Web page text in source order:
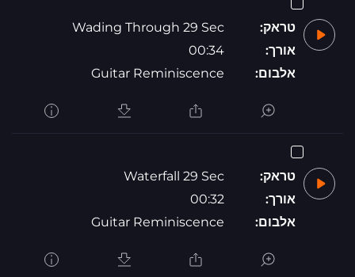
טראק:
Wading Through 29 Sec
אורך:
00:34
אלבום:
Guitar Reminiscence
טראק:
Waterfall 29 Sec
אורך:
00:32
אלבום:
Guitar Reminiscence